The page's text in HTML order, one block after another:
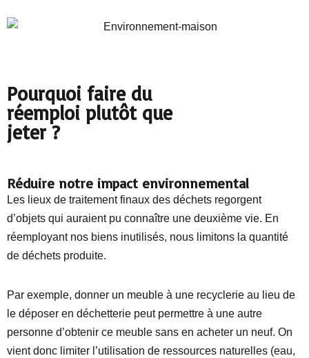
Pourquoi faire du
réemploi plutôt que
jeter ?
Réduire notre impact environnemental
Les lieux de traitement finaux des déchets regorgent
d’objets qui auraient pu connaître une deuxième vie. En
réemployant nos biens inutilisés, nous limitons la quantité
de déchets produite.
Par exemple, donner un meuble à une recyclerie au lieu de
le déposer en déchetterie peut permettre à une autre
personne d’obtenir ce meuble sans en acheter un neuf. On
vient donc limiter l’utilisation de ressources naturelles (eau,